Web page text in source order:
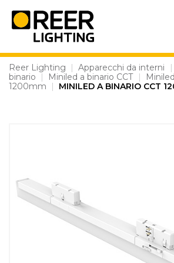
content
Reer Lighting | Apparecchi da interni |
binario
| Miniled a binario CCT |
1200mm
| MINILED A BINARIO CCT